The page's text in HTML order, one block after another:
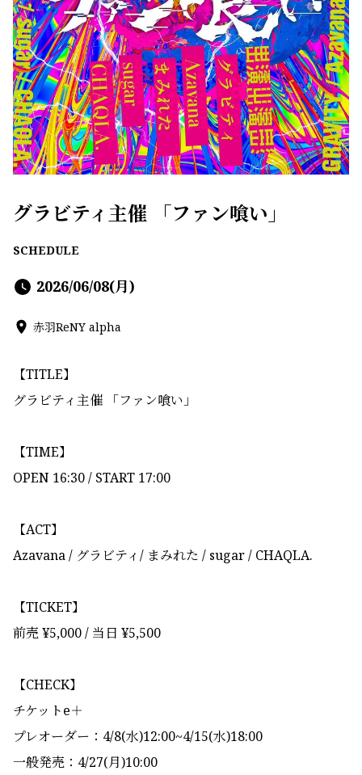
グラビティ主催 「ファン喰い」
SCHEDULE
2026/06/08(月)
赤羽ReNY alpha
【TITLE】
グラビティ主催 「ファン喰い」
【TIME】
OPEN 16:30 / START 17:00
【ACT】
Azavana / グラビティ/ まみれた / sugar / CHAQLA.
【TICKET】
前売 ¥5,000 / 当日 ¥5,500
【CHECK】
チケットe＋
プレオーダー：4/8(水)12:00~4/15(水)18:00
一般発売：4/27(月)10:00